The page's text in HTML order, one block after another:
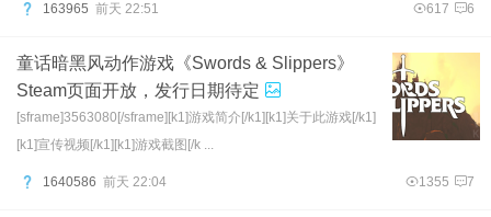
163965 前天 22:51 617 6
童话暗黑风动作游戏《Swords & Slippers》
Steam页面开放，发行日期待定
[sframe]3563080[/sframe][k1]游戏简介[/k1][k1]关于此游戏[/k1]
[k1]宣传视频[/k1][k1]游戏截图[/k ...
1640586 前天 22:04 1355 7